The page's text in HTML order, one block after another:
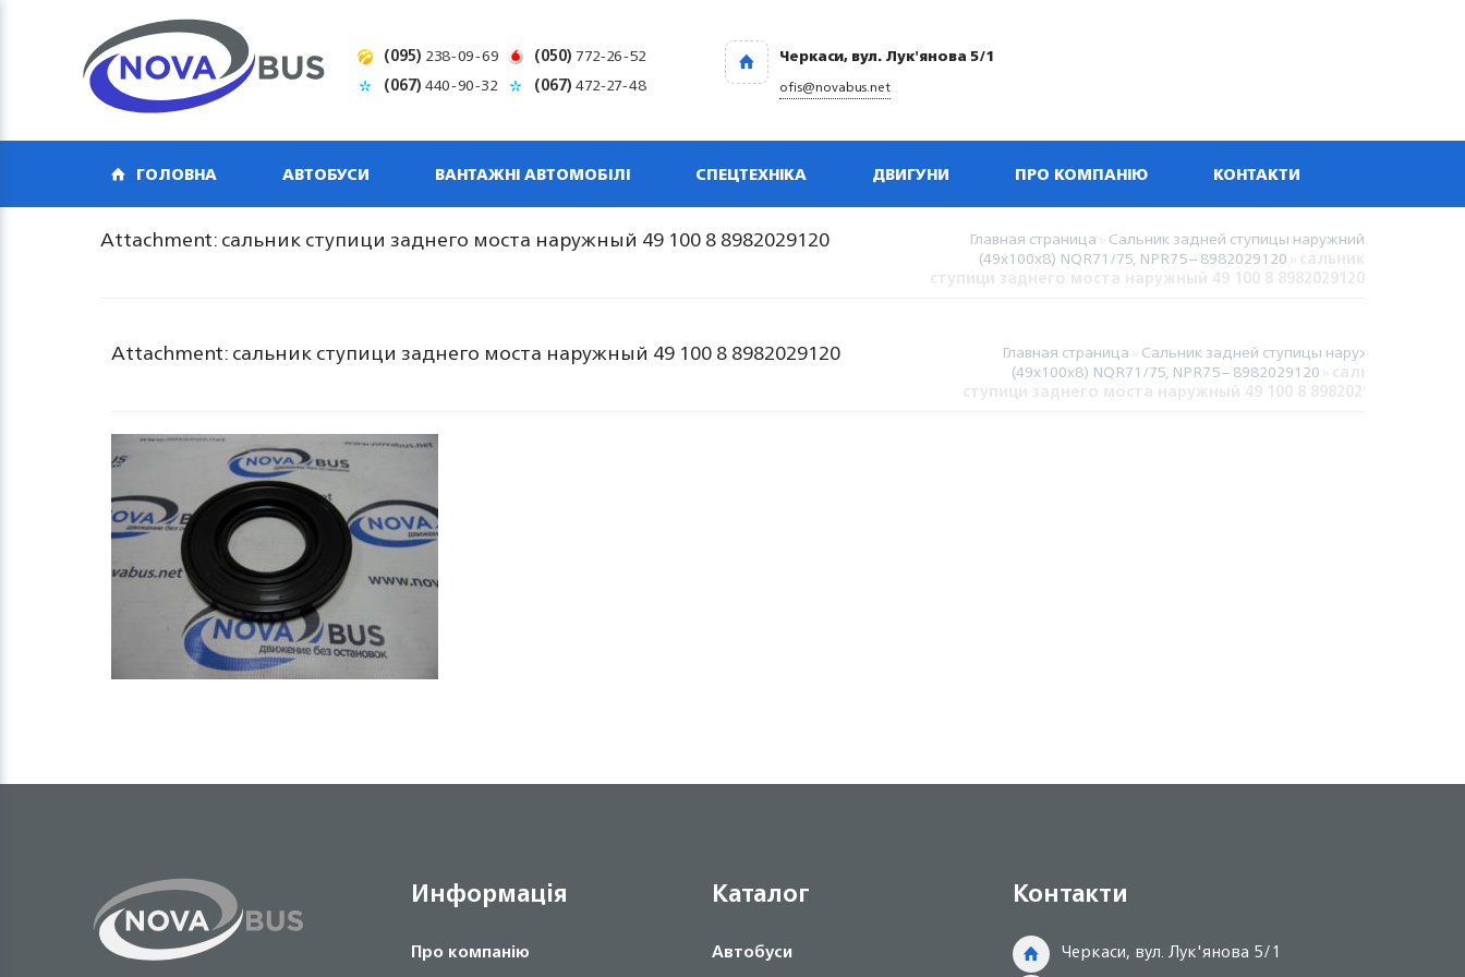
(095) 238-09-69 (050) 772-26-52
(067)440-90-32 (067)472-27-48
Черкаси, вул. Лук'янова 5/1
ofis@novabus.net
ГОЛОВНА АВТОБУСИ ВАНТАЖНІ АВТОМОБІЛІ СПЕЦТЕХНІКА ДВИГУНИ ПРО КОМПАНІЮ КОНТАКТИ
Attachment: сальник ступици заднего моста наружный 49 100 8 8982029120 Главная страница Сальник задней ступицы наружний
(49х100х8) NQR71/75, NPR75 – 8982029120
Attachment: сальник ступици заднего моста наружный 49 100 8 8982029120 Главная страница Сальник задней ступицы наружний
(49х100х8) NQR71/75, NPR75 – 8982029120
Информація
Про компанію
Каталог
Автобуси
Контакти
Черкаси, вул. Лук'янова 5/1